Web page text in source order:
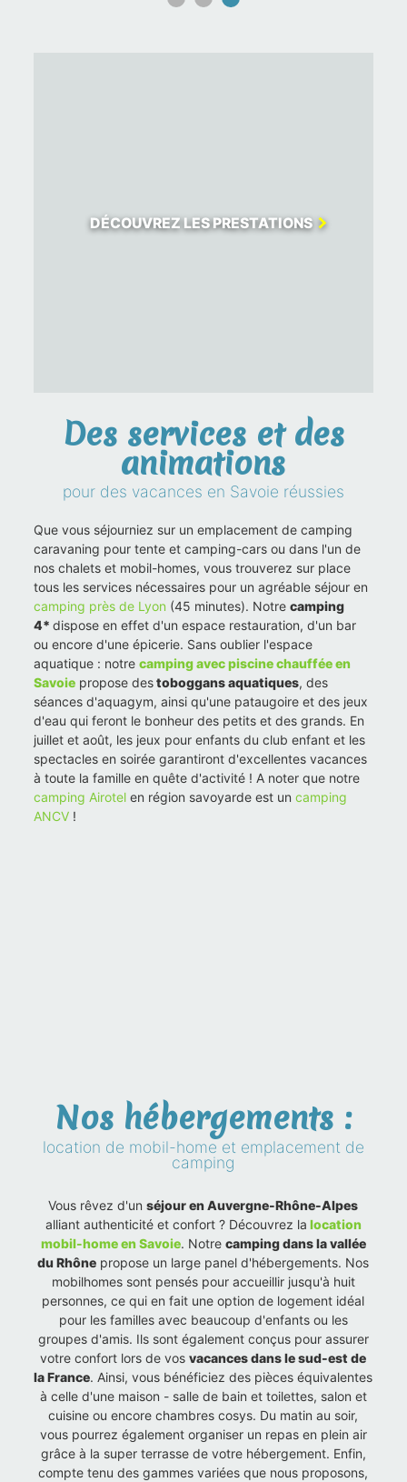
DÉCOUVREZ LES PRESTATIONS
Des services et des
animations
pour des vacances en Savoie réussies
Que vous séjourniez sur un emplacement de camping
caravaning pour tente et camping-cars ou dans l'un de
nos chalets et mobil-homes, vous trouverez sur place
tous les services nécessaires pour un agréable séjour en
camping près de Lyon (45 minutes). Notrecamping
4*dispose en effet d'un espace restauration, d'un bar
ou encore d'une épicerie. Sans oublier l'espace
aquatique : notrecamping avec piscine chauffée en
Savoie propose destoboggans aquatiques, des
séances d'aquagym, ainsi qu'une pataugoire et des jeux
d'eau qui feront le bonheur des petits et des grands. En
juillet et août, les jeux pour enfants du club enfant et les
spectacles en soirée garantiront d'excellentes vacances
à toute la famille en quête d'activité ! A noter que notre
camping Airotel en région savoyarde est uncamping
ANCV !
Nos hébergements :
location de mobil-home et emplacement de
camping
Vous rêvez d'unséjour en Auvergne-Rhône-Alpes
alliant authenticité et confort ? Découvrez la location
mobil-home en Savoie. Notre camping dans la vallée
du Rhône propose un large panel d'hébergements. Nos
mobilhomes sont pensés pour accueillir jusqu'à huit
personnes, ce qui en fait une option de logement idéal
pour les familles avec beaucoup d'enfants ou les
groupes d'amis. Ils sont également conçus pour assurer
votre confort lors de vosvacances dans le sud-est de
la France. Ainsi, vous bénéficiez des pièces équivalentes
à celle d'une maison - salle de bain et toilettes, salon et
cuisine ou encore chambres cosys. Du matin au soir,
vous pourrez également organiser un repas en plein air
grâce à la super terrasse de votre hébergement. Enfin,
compte tenu des gammes variées que nous proposons,